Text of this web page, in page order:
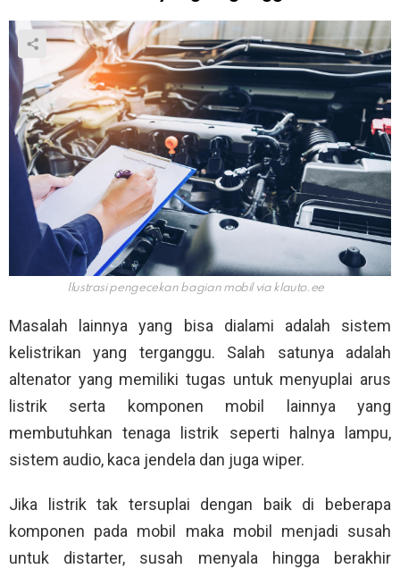
Ilustrasi pengecekan bagian mobil via klauto.ee
Masalah lainnya yang bisa dialami adalah sistem
kelistrikan yang terganggu. Salah satunya adalah
altenator yang memiliki tugas untuk menyuplai arus
listrik serta komponen mobil lainnya yang
membutuhkan tenaga listrik seperti halnya lampu,
sistem audio, kaca jendela dan juga wiper.
Jika listrik tak tersuplai dengan baik di beberapa
komponen pada mobil maka mobil menjadi susah
untuk distarter, susah menyala hingga berakhir